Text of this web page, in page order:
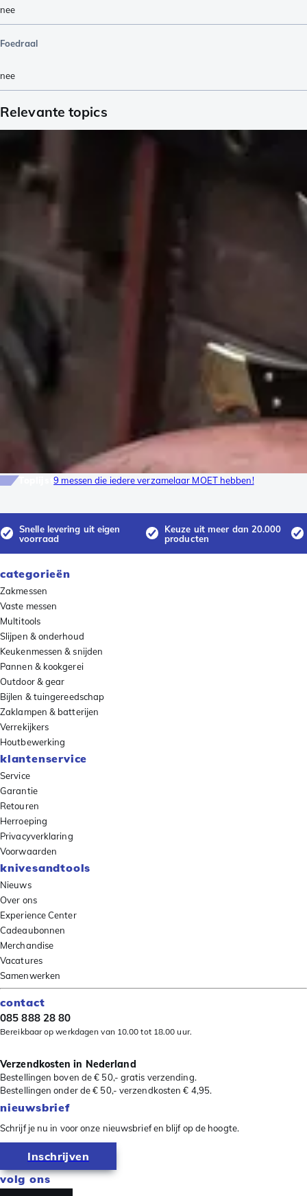
nee
Foedraal
nee
Relevante topics
Toplijst9 messen die iedere verzamelaar MOET hebben!
Snelle levering uit eigen
voorraad
Keuze uit meer dan 20.000
producten
categorieën
Zakmessen
Vaste messen
Multitools
Slijpen & onderhoud
Keukenmessen & snijden
Pannen & kookgerei
Outdoor & gear
Bijlen & tuingereedschap
Zaklampen & batterijen
Verrekijkers
Houtbewerking
klantenservice
Service
Garantie
Retouren
Herroeping
Privacyverklaring
Voorwaarden
knivesandtools
Nieuws
Over ons
Experience Center
Cadeaubonnen
Merchandise
Vacatures
Samenwerken
contact
085 888 28 80
Bereikbaar op werkdagen van 10.00 tot 18.00 uur.
Verzendkosten in Nederland
Bestellingen boven de € 50,- gratis verzending.
Bestellingen onder de € 50,- verzendkosten € 4,95.
nieuwsbrief
Schrijf je nu in voor onze nieuwsbrief en blijf op de hoogte.
Inschrijven
volg ons